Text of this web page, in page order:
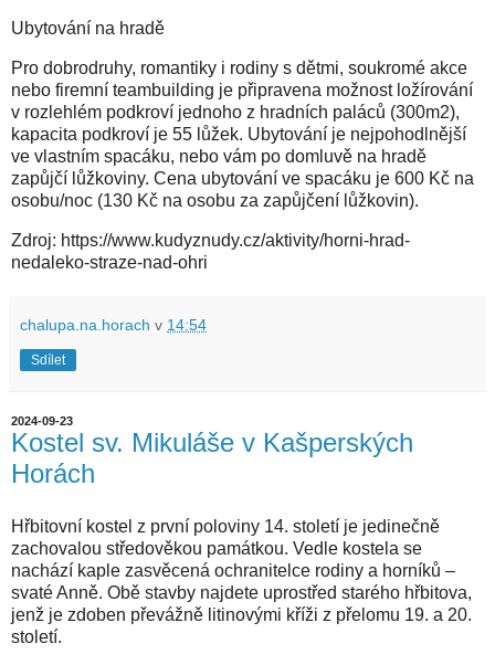
Ubytování na hradě
Pro dobrodruhy, romantiky i rodiny s dětmi, soukromé akce
nebo firemní teambuilding je připravena možnost ložírování
v rozlehlém podkroví jednoho z hradních paláců (300m2),
kapacita podkroví je 55 lůžek. Ubytování je nejpohodlnější
ve vlastním spacáku, nebo vám po domluvě na hradě
zapůjčí lůžkoviny. Cena ubytování ve spacáku je 600 Kč na
osobu/noc (130 Kč na osobu za zapůjčení lůžkovin).
Zdroj: https://www.kudyznudy.cz/aktivity/horni-hrad-
nedaleko-straze-nad-ohri
chalupa.na.horach v 14:54
Sdílet
2024-09-23
Kostel sv. Mikuláše v Kašperských
Horách
Hřbitovní kostel z první poloviny 14. století je jedinečně
zachovalou středověkou památkou. Vedle kostela se
nachází kaple zasvěcená ochranitelce rodiny a horníků –
svaté Anně. Obě stavby najdete uprostřed starého hřbitova,
jenž je zdoben převážně litinovými kříži z přelomu 19. a 20.
století.